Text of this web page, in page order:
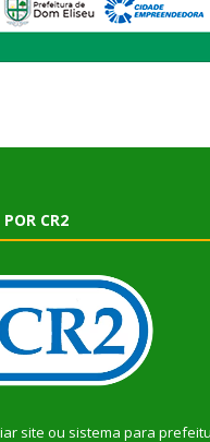
CR2
site ou sistema para